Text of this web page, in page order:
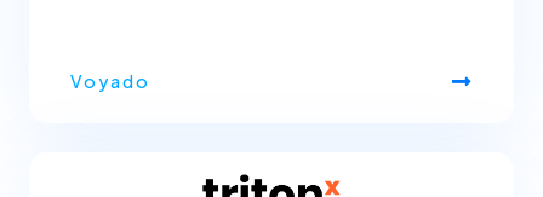
Voyado